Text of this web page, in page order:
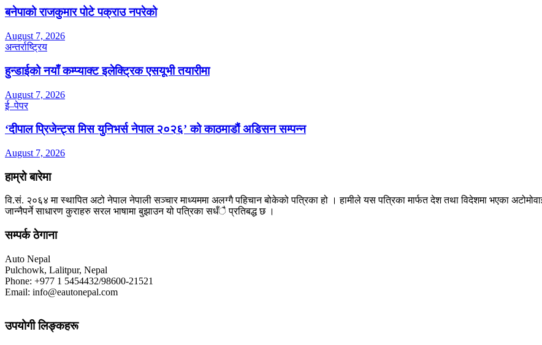
बनेपाको राजकुमार पोटे पक्राउ नपरेको
August 7, 2026
अन्तर्राष्ट्रिय
हुन्डाईको नयाँ कम्प्याक्ट इलेक्ट्रिक एसयूभी तयारीमा
August 7, 2026
ई–पेपर
‘दीपाल प्रिजेन्ट्स मिस युनिभर्स नेपाल २०२६’ को काठमाडौं अडिसन सम्पन्न
August 7, 2026
हाम्रो बारेमा
वि.सं. २०६४ मा स्थापित अटो नेपाल नेपाली सञ्चार माध्यममा अलग्गै पहिचान बोकेको पत्रिका हो । हामीले यस पत्रिका मार्फत देश तथा विदेशमा भएका
जान्नैपर्ने साधारण कुराहरु सरल भाषामा बुझाउन यो पत्रिका सधँै प्रतिबद्ध छ ।
सम्पर्क ठेगाना
Auto Nepal
Pulchowk, Lalitpur, Nepal
Phone: +977 1 5454432/98600-21521
Email: info@eautonepal.com
उपयोगी लिङ्कहरू